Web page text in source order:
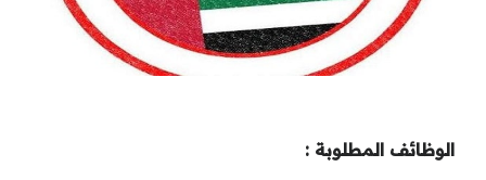
الوظائف المطلوبة :